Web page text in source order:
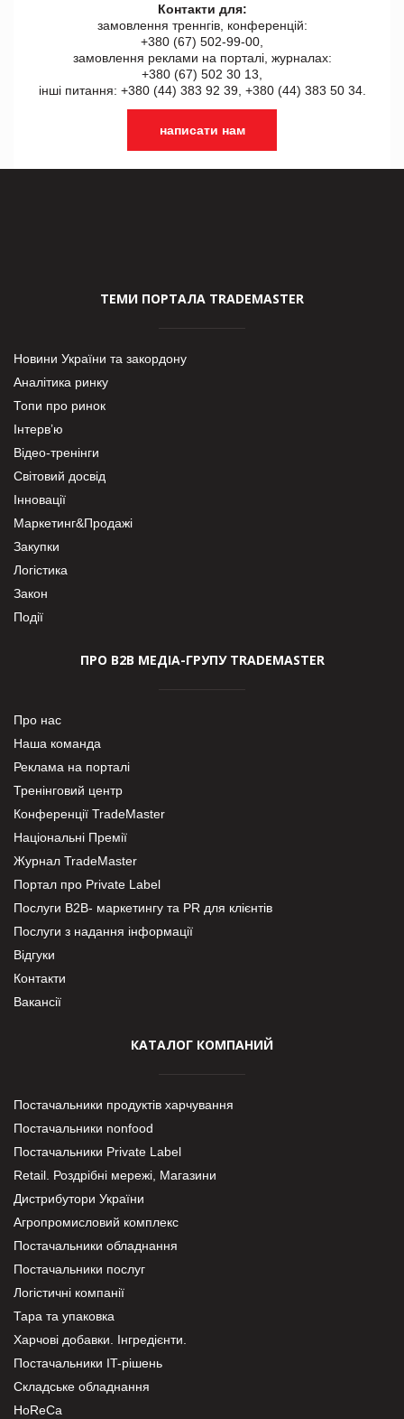
Контакти для:
замовлення треннгів, конференцій:
+380 (67) 502-99-00,
замовлення реклами на порталі, журналах:
+380 (67) 502 30 13,
інші питання: +380 (44) 383 92 39, +380 (44) 383 50 34.
написати нам
ТЕМИ ПОРТАЛА TRADEMASTER
Новини України та закордону
Аналітика ринку
Топи про ринок
Інтерв’ю
Відео-тренінги
Світовий досвід
Інновації
Маркетинг&Продажі
Закупки
Логістика
Закон
Події
ПРО В2В МЕДІА-ГРУПУ TRADEMASTER
Про нас
Наша команда
Реклама на порталі
Тренінговий центр
Конференції TradeMaster
Національні Премії
Журнал TradeMaster
Портал про Private Label
Послуги В2В- маркетингу та PR для клієнтів
Послуги з надання інформації
Відгуки
Контакти
Вакансії
КАТАЛОГ КОМПАНИЙ
Постачальники продуктів харчування
Постачальники nonfood
Постачальники Private Label
Retail. Роздрібні мережі, Магазини
Дистрибутори України
Агропромисловий комплекс
Постачальники обладнання
Постачальники послуг
Логістичні компанії
Тара та упаковка
Харчові добавки. Інгредієнти.
Постачальники IT-рішень
Складське обладнання
HoReCa